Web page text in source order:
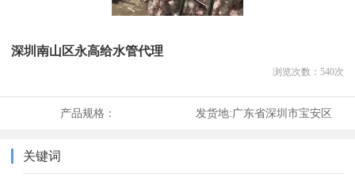
深圳南山区永高给水管代理
浏览次数： 540次
产品规格： 发货地:广东省深圳市宝安区
关键词